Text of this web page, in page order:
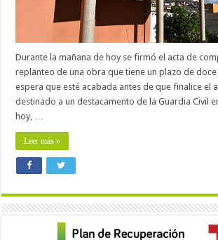
Durante la mañana de hoy se firmó el acta de
replanteo de una obra que tiene un plazo de
espera que esté acabada antes de que finalice el
destinado a un destacamento de la Guardia Civil
hoy, …
Leer más »